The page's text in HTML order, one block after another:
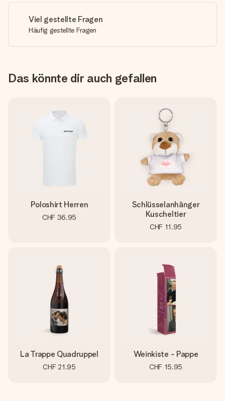
Viel gestellte Fragen
Häufig gestellte Fragen
Das könnte dir auch gefallen
Poloshirt Herren
CHF 36.95
Schlüsselanhänger
Kuscheltier
CHF 11.95
La Trappe Quadruppel
CHF 21.95
Weinkiste - Pappe
CHF 15.95